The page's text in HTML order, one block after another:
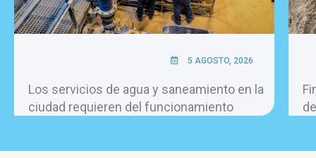
5 AGOSTO, 2026
Los servicios de agua y saneamiento en la
ciudad requieren del funcionamiento